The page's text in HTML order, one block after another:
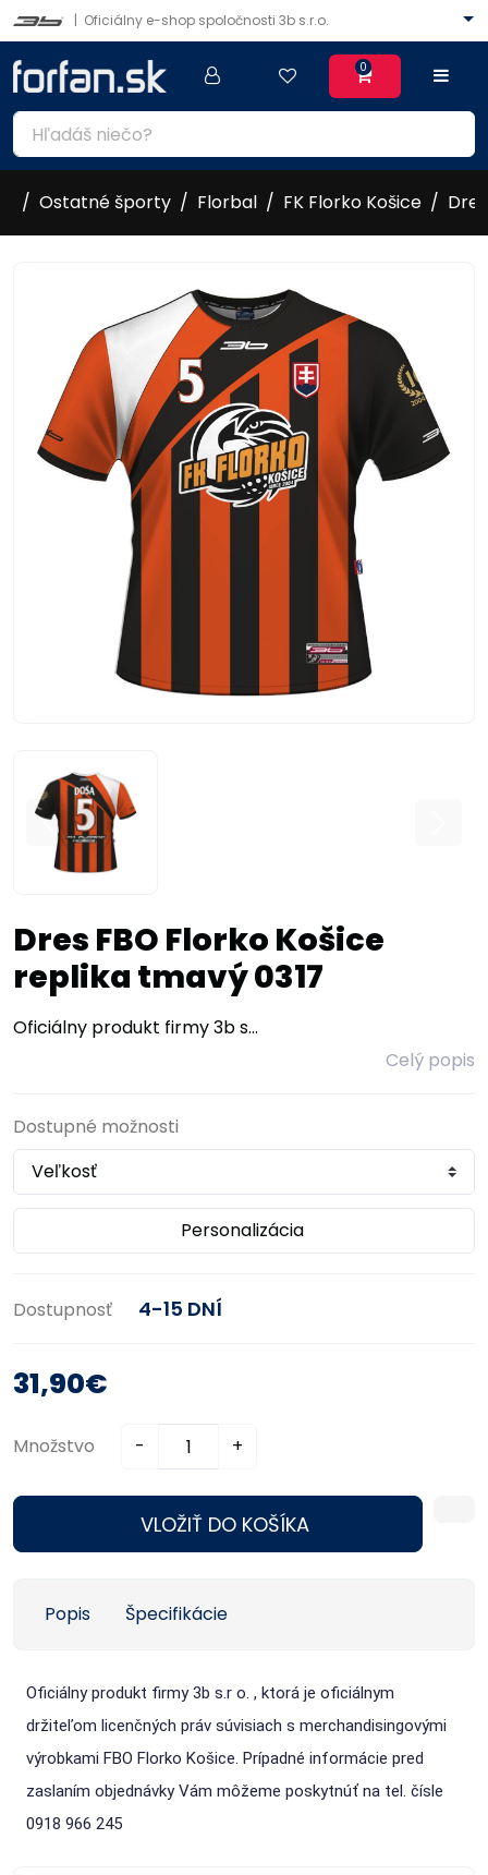
| Oficiálny e-shop spoločnosti 3b s.r.o.
0
Ostatné športy Florbal FK Florko Košice
Dres FBO Florko Košice
replika tmavý 0317
Oficiálny produkt firmy 3b s...
Celý popis
Dostupné možnosti
Personalizácia
Dostupnosť 4-15 DNÍ
31,90€
Množstvo - +
VLOŽIŤ DO KOŠÍKA
Popis Špecifikácie
Oficiálny produkt firmy 3b s.r o. , ktorá je oficiálnym
držiteľom licenčných práv súvisiach s merchandisingovými
výrobkami FBO Florko Košice. Prípadné informácie pred
zaslaním objednávky Vám môžeme poskytnúť na tel. čísle
0918 966 245